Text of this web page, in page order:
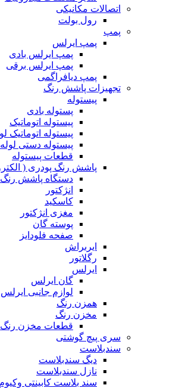
اتصالات مکانیکی
رول بولت
پمپ
پمپ ایرلس
پمپ ایرلس بادی
پمپ ایرلس برقی
پمپ دیافراگمی
تجهیزات پاشش رنگ
پیستوله
پستوله بادی
پیستوله اتوماتیک
پیستوله اتوماتیک
پیستوله دستی لوله
قطعات پیستوله
پاشش رنگ پودری (
دستگاه پاشش رنگ
انژکتور
کاسکید
مغزی انژکتور
پوسته گان
صفحه فلودایز
ایربراش
رگلاتور
ایرلس
گان ایرلس
لوازم جانبی ایرلس
همزن رنگ
مخزن رنگ
قطعات مخزن رنگ
سری پیچ گوشتی
سندبلاست
دیگ سندبلاست
نازل سندبلاست
سند بلاست کابینتی وکیوم